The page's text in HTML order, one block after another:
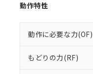
動作特性
動作に必要な力(OF)
もどりの力(RF)